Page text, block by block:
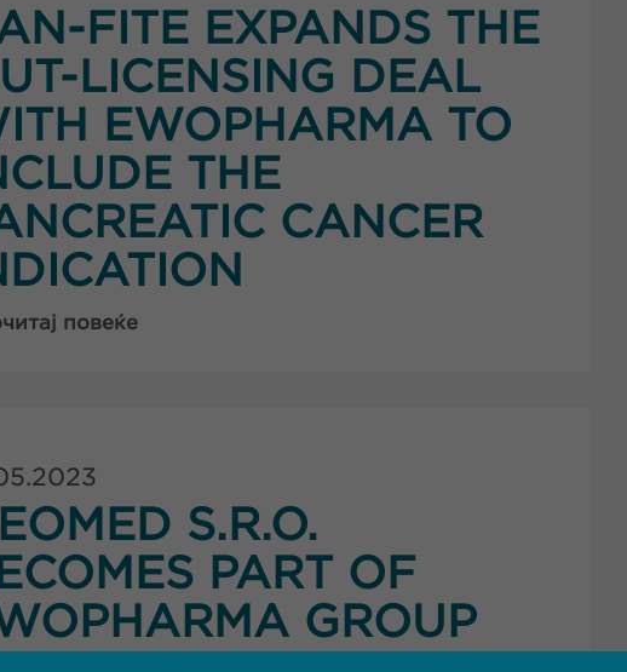
FITE EXPANDS THE
LICENSING DEAL
EWOPHARMA TO
THE
CANCER
повеќе
S.R.O.
PART OF
GROUP